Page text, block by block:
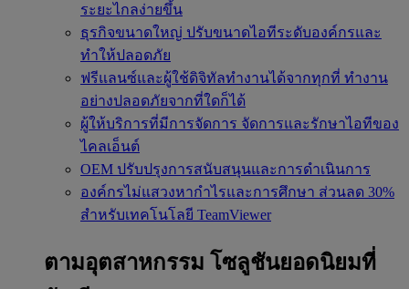
ระยะไกลง่ายขึ้น
ธุรกิจขนาดใหญ่ ปรับขนาดไอทีระดับองค์กรและ
ทำให้ปลอดภัย
ฟรีแลนซ์และผู้ใช้ดิจิทัลทำงานได้จากทุกที่ ทำงาน
อย่างปลอดภัยจากที่ใดก็ได้
ผู้ให้บริการที่มีการจัดการ จัดการและรักษาไอทีของ
ไคลเอ็นต์
OEM ปรับปรุงการสนับสนุนและการดำเนินการ
องค์กรไม่แสวงหากำไรและการศึกษา ส่วนลด 30%
สำหรับเทคโนโลยี TeamViewer
ตามอุตสาหกรรม โซลูชันยอดนิยมที่